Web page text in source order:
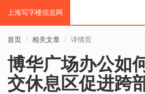
上海写字楼信息网
首页 相关文章 详情页
博华广场办公如
交休息区促进跨